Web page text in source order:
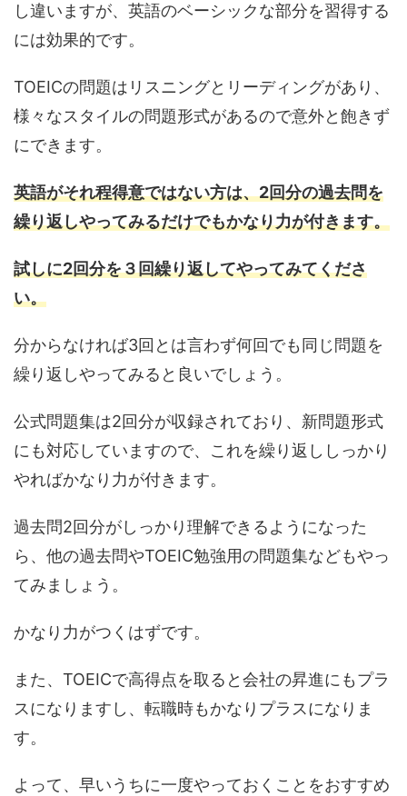
し違いますが、英語のベーシックな部分を習得する
には効果的です。
TOEICの問題はリスニングとリーディングがあり、
様々なスタイルの問題形式があるので意外と飽きず
にできます。
英語がそれ程得意ではない方は、2回分の過去問を
繰り返しやってみるだけでもかなり力が付きます。
試しに2回分を３回繰り返してやってみてくださ
い。
分からなければ3回とは言わず何回でも同じ問題を
繰り返しやってみると良いでしょう。
公式問題集は2回分が収録されており、新問題形式
にも対応していますので、これを繰り返ししっかり
やればかなり力が付きます。
過去問2回分がしっかり理解できるようになった
ら、他の過去問やTOEIC勉強用の問題集などもやっ
てみましょう。
かなり力がつくはずです。
また、TOEICで高得点を取ると会社の昇進にもプラ
スになりますし、転職時もかなりプラスになりま
す。
よって、早いうちに一度やっておくことをおすすめ